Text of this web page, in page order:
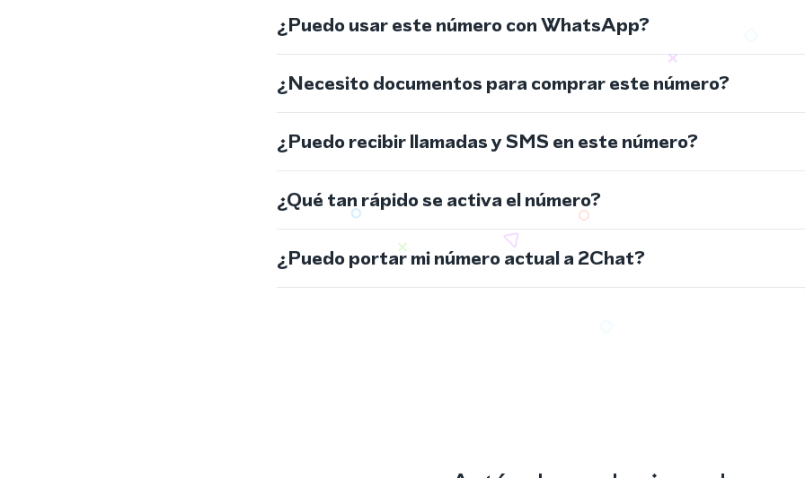
¿Puedo usar este número con WhatsApp?
¿Necesito documentos para comprar este número?
¿Puedo recibir llamadas y SMS en este número?
¿Qué tan rápido se activa el número?
¿Puedo portar mi número actual a 2Chat?